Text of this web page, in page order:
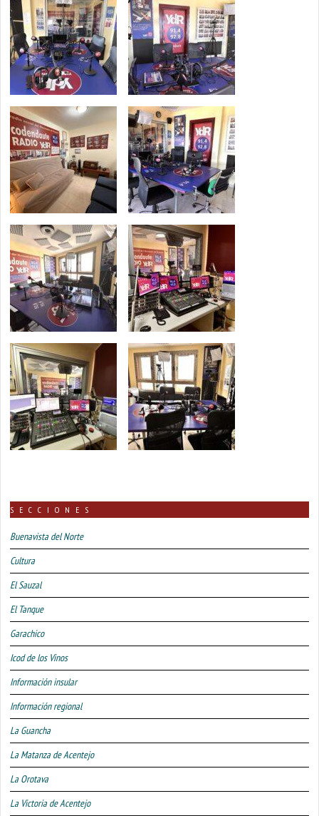
SECCIONES
Buenavista del Norte
Cultura
El Sauzal
El Tanque
Garachico
Icod de los Vinos
Información insular
Información regional
La Guancha
La Matanza de Acentejo
La Orotava
La Victoria de Acentejo